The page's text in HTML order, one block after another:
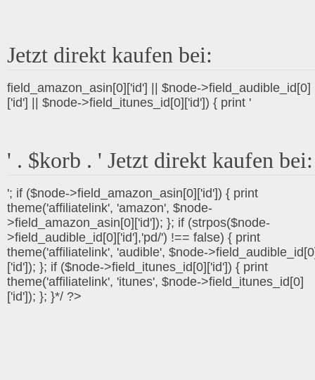
Jetzt direkt kaufen bei:
field_amazon_asin[0]['id'] || $node->field_audible_id[0]
['id'] || $node->field_itunes_id[0]['id']) { print '
' . $korb . ' Jetzt direkt kaufen bei:
'; if ($node->field_amazon_asin[0]['id']) { print
theme('affiliatelink', 'amazon', $node-
>field_amazon_asin[0]['id']); }; if (strpos($node-
>field_audible_id[0]['id'],'pd/') !== false) { print
theme('affiliatelink', 'audible', $node-
['id']); }; if ($node->field_itunes_id[0]['id']) { print
theme('affiliatelink', 'itunes', $node->field_itunes_id[0]
['id']); }; }*/ ?>